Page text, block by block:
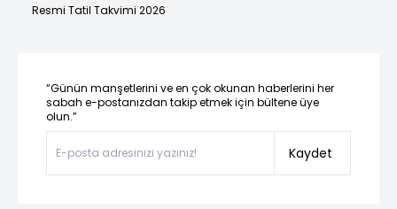
Resmi Tatil Takvimi 2026
“Günün manşetlerini ve en çok okunan haberlerini her
sabah e-postanızdan takip etmek için bültene üye
olun.”
Kaydet